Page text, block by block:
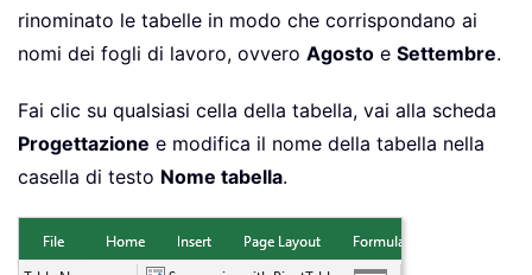
rinominato le tabelle in modo che corrispondano ai
nomi dei fogli di lavoro, ovvero Agosto e Settembre.
Fai clic su qualsiasi cella della tabella, vai alla scheda
Progettazione e modifica il nome della tabella nella
casella di testo Nome tabella.